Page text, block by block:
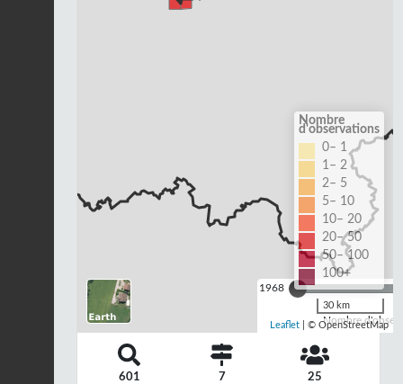
1968
Nombre
Nombre
d'observations
0– 1
1– 2
2– 5
5– 10
10– 20
20– 50
50– 100
100+
30 km
Leaflet | © OpenStreetMap
601 7 25